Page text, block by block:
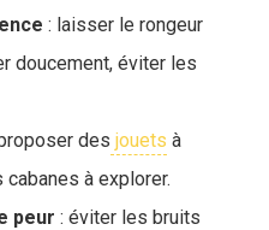
: laisser le rongeur
doucement, éviter les
des jouets à
cabanes à explorer.
peur : éviter les bruits